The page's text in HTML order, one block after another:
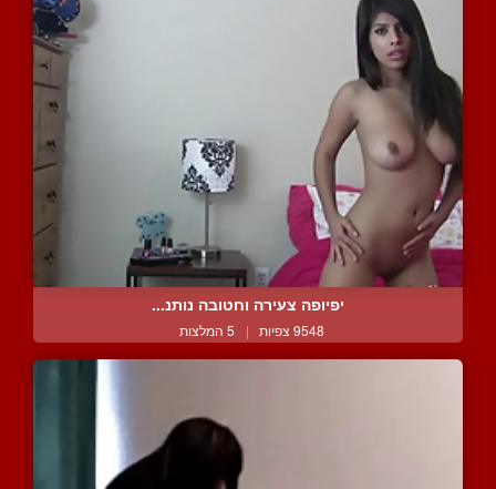
יפיופה צעירה וחטובה נותנ...
9548 צפיות | 5 המלצות